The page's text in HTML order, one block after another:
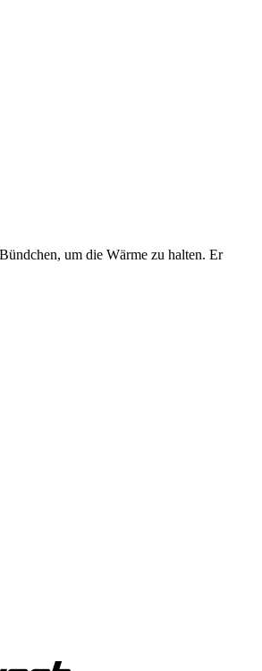
um die Wärme zu halten. Er